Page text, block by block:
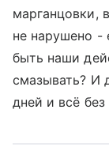
марганцовки,
не нарушено -
быть наши
смазывать? И
дней и всё